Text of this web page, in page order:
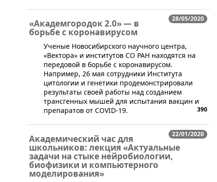
28/05/2020
«Академгородок 2.0» — в
борьбе с коронавирусом
​Ученые Новосибирского научного центра,
«Вектора» и институтов СО РАН находятся на
передовой в борьбе с коронавирусом.
Например, 26 мая сотрудники Института
цитологии и генетики продемонстрировали
результаты своей работы над созданием
трансгенных мышей для испытания вакцин и
препаратов от COVID-19.
390
22/01/2020
Академический час для
школьников: лекция «Актуальные
задачи на стыке нейробиологии,
биофизики и компьютерного
моделирования»